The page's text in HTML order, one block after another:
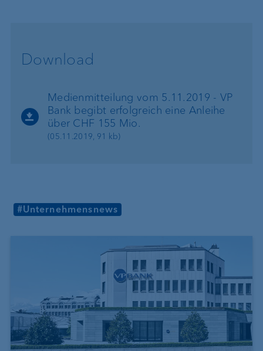
Download
Medienmitteilung vom 5.11.2019 - VP
Bank begibt erfolgreich eine Anleihe
über CHF 155 Mio.
(05.11.2019, 91 kb)
#Unternehmensnews